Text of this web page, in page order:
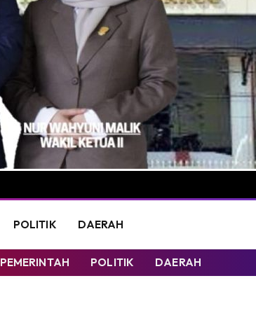
POLITIK DAERAH
PEMERINTAH POLITIK DAERAH